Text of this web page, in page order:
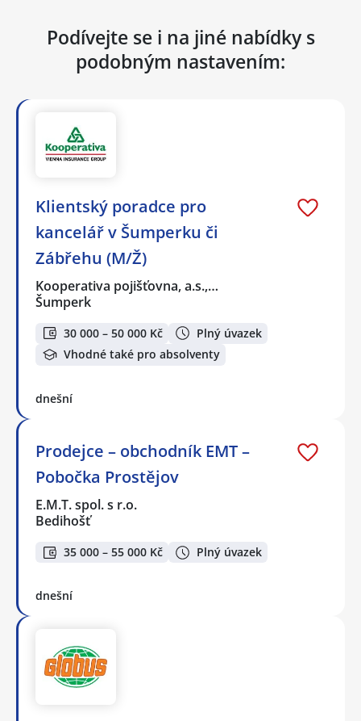
Podívejte se i na jiné nabídky s
podobným nastavením:
Klientský poradce pro
kancelář v Šumperku či
Zábřehu (M/Ž)
Kooperativa pojišťovna, a.s.,…
Šumperk
30 000 – 50 000 Kč
Plný úvazek
Vhodné také pro absolventy
dnešní
Prodejce – obchodník EMT –
Pobočka Prostějov
E.M.T. spol. s r.o.
Bedihošť
35 000 – 55 000 Kč Plný úvazek
dnešní